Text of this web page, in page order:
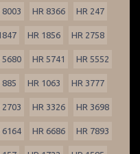
8003 HR 8366 HR 247
HR 1856 HR 2758
5680 HR 5741 HR 5552
885 HR 1063 HR 3777
2703 HR 3326 HR 3698
6164 HR 6686 HR 7893